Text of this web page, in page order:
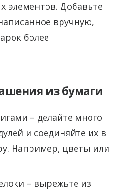
элементов. Добавьте
вручную,
более
из бумаги
– делайте много
и соединяйте их в
Например, цветы или
– вырежьте из